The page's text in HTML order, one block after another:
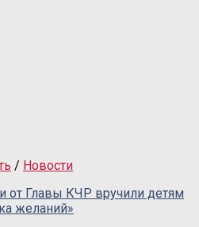
/ Новости
от Главы КЧР вручили детям
желаний»